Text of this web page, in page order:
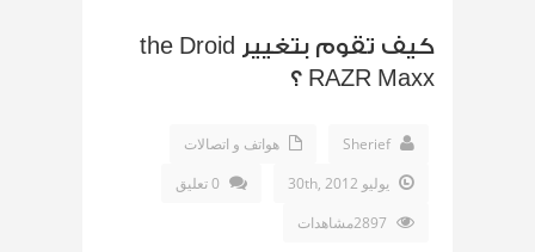
كيف تقوم بتغيير the Droid
RAZR Maxx ؟
Sherief
هواتف و اتصالات
يوليو 30th, 2012
0 تعليق